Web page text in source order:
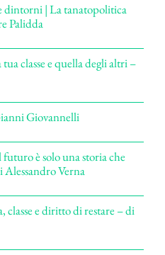
dintorni | La tanatopolitica
Palidda
classe e quella degli altri –
Giovannelli
è solo una storia che
Alessandro Verna
classe e diritto di restare – di